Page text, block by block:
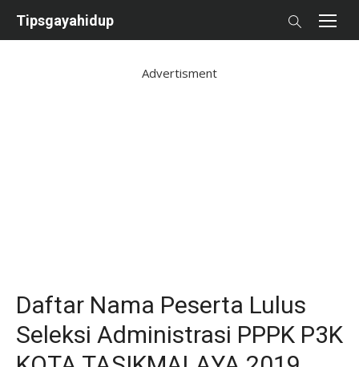
Tipsgayahidup
Advertisment
Daftar Nama Peserta Lulus
Seleksi Administrasi PPPK P3K